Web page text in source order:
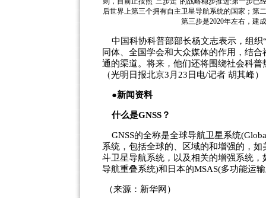
后世界上第三个拥有自主卫星导航系统的国家；第
第三步是2020年左右，建
中国科协科普部部长杨文志表示，组织
同体、全国学会和大众媒体的作用，结
通的渠道。将来，他们还将围绕社会科
（光明日报北京3月23日电/记者 胡其峰）
●新闻资料
什么是GNSS？
GNSS的全称是全球导航卫星系统
系统，包括全球的、区域的和增强的，如
斗卫星导航系统，以及相关的增强系统
导航重叠系统)和日本的MSAS(多功能运
（来源：新华网）